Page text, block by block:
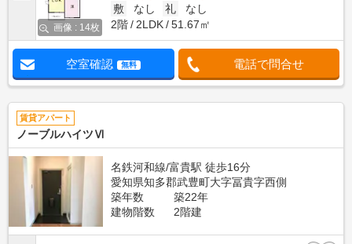
画像 : 14枚
敷
なし 礼
なし
2階
2LDK 51.67㎡
空室確認 無料 電話で問合せ
賃貸アパート
ノーブルハイツⅥ
名鉄河和線/富貴駅 徒歩16分
愛知県知多郡武豊町大字冨貴字西側
築年数
築22年
建物階数
2階建